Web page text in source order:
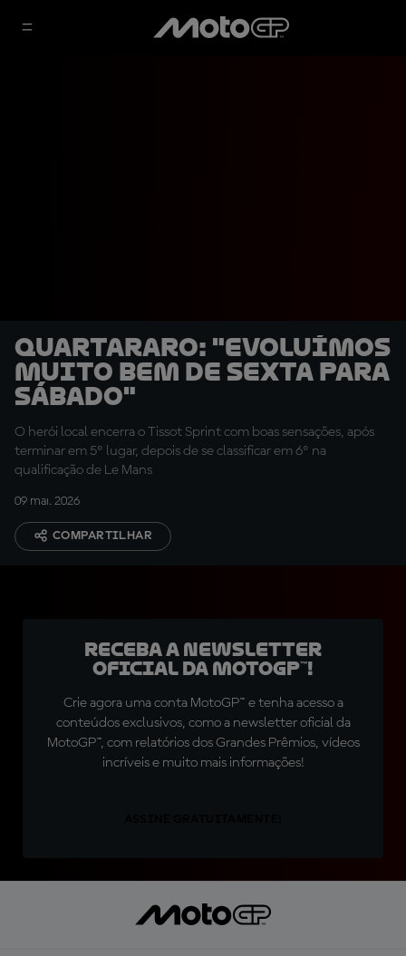
Quartararo: "Evoluímos
muito bem de sexta para
sábado"
O herói local encerra o Tissot Sprint com boas sensações, após
terminar em 5º lugar, depois de se classificar em 6º na
qualificação de Le Mans
09 mai. 2026
COMPARTILHAR
Receba a newsletter
oficial da MotoGP™!
Crie agora uma conta MotoGP™ e tenha acesso a
conteúdos exclusivos, como a newsletter oficial da
MotoGP™, com relatórios dos Grandes Prêmios, vídeos
incríveis e muito mais informações!